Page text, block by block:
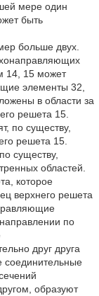
мере один
быть
больше двух.
14, 15 может
элементы 32,
в области за
решета 15.
по существу,
решета 15.
существу,
областей.
которое
верхнего решета
по
друг друга
соединительные
образуют